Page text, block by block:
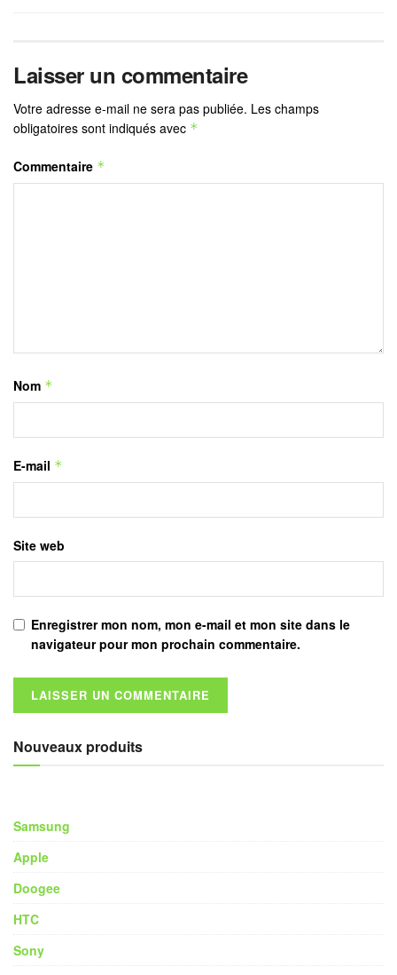
Laisser un commentaire
Votre adresse e-mail ne sera pas publiée. Les champs
obligatoires sont indiqués avec *
Commentaire *
Nom *
E-mail *
Site web
Enregistrer mon nom, mon e-mail et mon site dans le
navigateur pour mon prochain commentaire.
Nouveaux produits
Samsung
Apple
Doogee
HTC
Sony